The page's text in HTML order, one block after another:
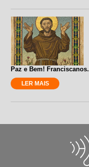
Paz e Bem!
LER MAIS